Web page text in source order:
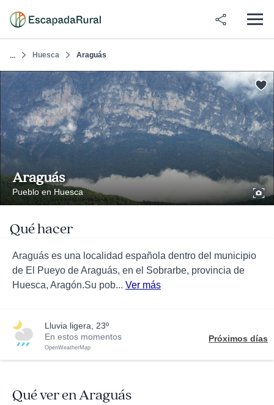
... Huesca Araguás
Araguás
Pueblo en Huesca
Qué hacer
Araguás es una localidad española dentro del municipio
de El Pueyo de Araguás, en el Sobrarbe, provincia de
Huesca, Aragón.Su pob... Ver más
lluvia ligera, 23º
En estos momentos
OpenWeatherMap
Próximos días
Qué ver en Araguás